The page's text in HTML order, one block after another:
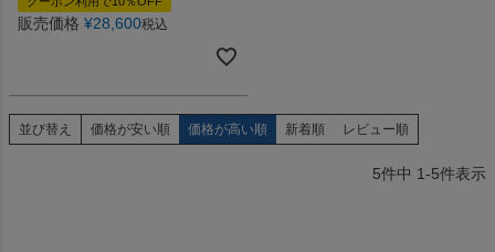
販売価格 ¥28,600税込
並び替え 価格が安い順 価格が高い順 新着順 レビュー順
5件中 1-5件表示